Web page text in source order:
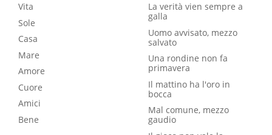
Vita
Sole
Casa
Mare
Amore
Cuore
Amici
Bene
La verità vien sempre a
galla
Uomo avvisato, mezzo
salvato
Una rondine non fa
primavera
Il mattino ha l'oro in
bocca
Mal comune, mezzo
gaudio